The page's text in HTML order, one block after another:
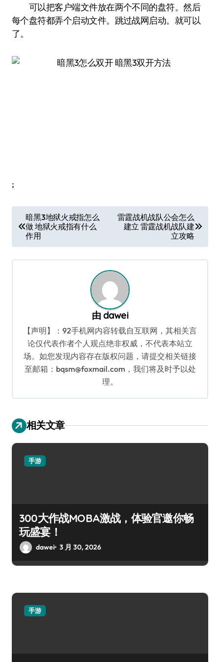
可以把客户端文件放在两个不同的盘符。然后
每个盘符都弄个启动文件。跳过战网启动。就可以
了。
;
章
导
航
暗黑3地狱火戒指怎么
做 地狱火戒指有什么
作用
雷霆战机战队公会怎么
建立 雷霆战机战队建
立攻略
由 dawei
【声明】：92手机网内容转载自互联网，其相关言
论仅代表作者个人观点绝非权威，不代表本站立
场。如您发现内容存在版权问题，请提交相关链接
至邮箱：bqsm@foxmail.com，我们将及时予以处
理。
相关文章
手游
300大作战MOBA激战，体验官邀你畅
玩盛宴！
dawei 3 月 30, 2026
手游